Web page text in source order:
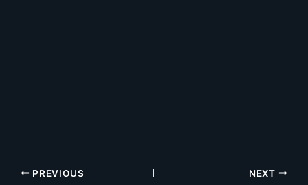
PREVIOUS NEXT